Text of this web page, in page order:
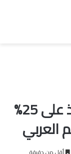
مسؤول: الإمارات تستحوذ على 25%
العربي